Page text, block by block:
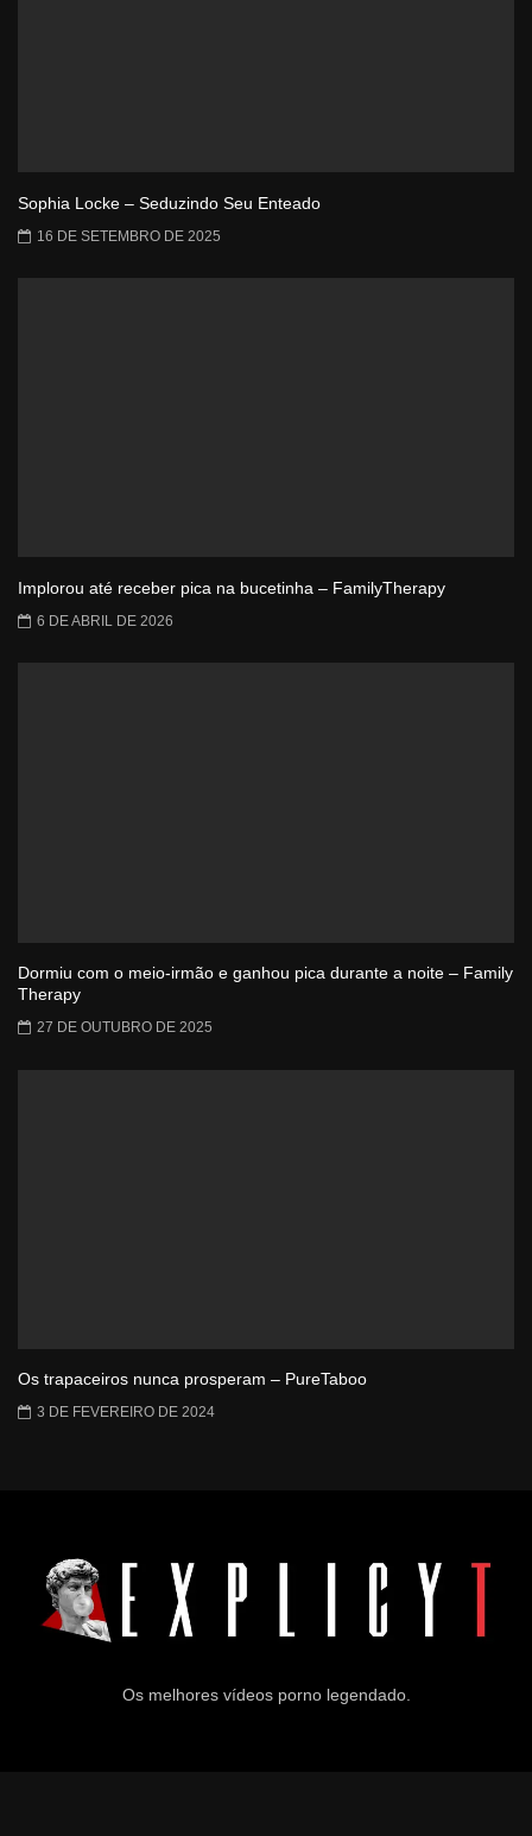
Sophia Locke – Seduzindo Seu Enteado
16 DE SETEMBRO DE 2025
Implorou até receber pica na bucetinha – FamilyTherapy
6 DE ABRIL DE 2026
Dormiu com o meio-irmão e ganhou pica durante a noite – Family
Therapy
27 DE OUTUBRO DE 2025
Os trapaceiros nunca prosperam – PureTaboo
3 DE FEVEREIRO DE 2024
Os melhores vídeos porno legendado.